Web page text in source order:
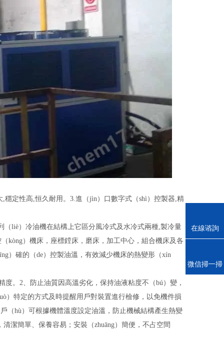
定性高,恒久耐用。3.進（jìn）口數字式（shì）控製器,精
（liè）冷油機在結構上它區分風冷式及水冷式兩種,製冷量
kòng）機床，座標鏜床，磨床，加工中心，組合機床及各
）確的（de）控製油溫，有效減少機床的熱變形（xín
。2、防止油質因高溫劣化，保持油液粘度不（bú）變，
）特定的方式及時提醒用戶對裝置進行檢修，以免機件損
（hù）可根據機體溫度設定油溫，防止機械結構產生熱變
潔簡單、保養容易；安裝（zhuāng）簡便，不占空間
在線谘詢
電話
微信掃一掃